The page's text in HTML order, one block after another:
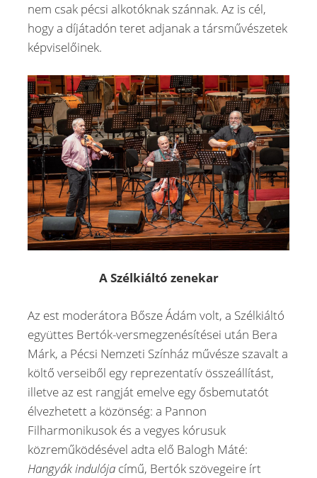
nem csak pécsi alkotóknak szánnak. Az is cél,
hogy a díjátadón teret adjanak a társművészetek
képviselőinek.
A Szélkiáltó zenekar
Az est moderátora Bősze Ádám volt, a Szélkiáltó
együttes Bertók-versmegzenésítései után Bera
Márk, a Pécsi Nemzeti Színház művésze szavalt a
költő verseiből egy reprezentatív összeállítást,
illetve az est rangját emelve egy ősbemutatót
élvezhetett a közönség: a Pannon
Filharmonikusok és a vegyes kórusuk
közreműködésével adta elő Balogh Máté:
Hangyák indulója című, Bertók szövegeire írt